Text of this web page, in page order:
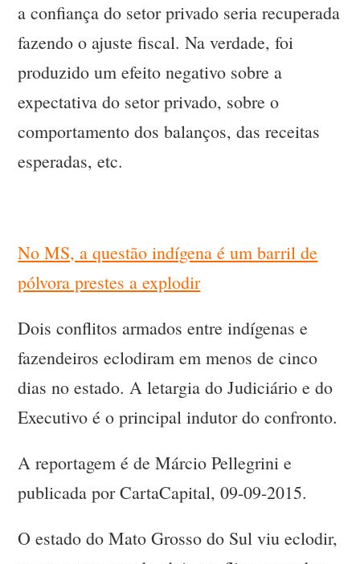
a confiança do setor privado seria recuperada
fazendo o ajuste fiscal. Na verdade, foi
produzido um efeito negativo sobre a
expectativa do setor privado, sobre o
comportamento dos balanços, das receitas
esperadas, etc.
No MS, a questão indígena é um barril de
pólvora prestes a explodir
Dois conflitos armados entre indígenas e
fazendeiros eclodiram em menos de cinco
dias no estado. A letargia do Judiciário e do
Executivo é o principal indutor do confronto.
A reportagem é de Márcio Pellegrini e
publicada por CartaCapital, 09-09-2015.
O estado do Mato Grosso do Sul viu eclodir,